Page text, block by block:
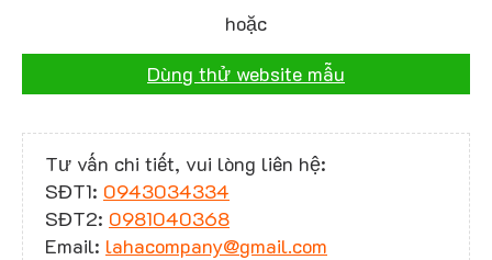
hoặc
Dùng thử website mẫu
Tư vấn chi tiết, vui lòng liên hệ:
SĐT1: 0943034334
SĐT2: 0981040368
Email: lahacompany@gmail.com